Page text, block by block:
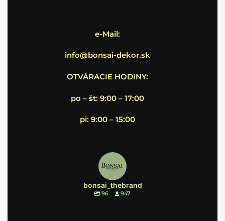
e-Mail:
info@bonsai-dekor.sk
OTVÁRACIE HODINY:
po – št: 9:00 – 17:00
pi: 9:00 – 15:00
bonsai_thebrand
96 947